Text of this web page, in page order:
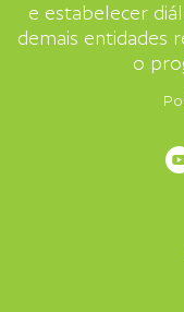
e estabelecer
demais entidades
o